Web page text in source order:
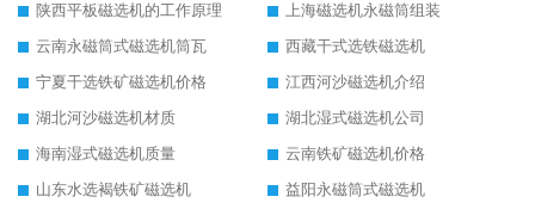
陕西平板磁选机的工作原理
上海磁选机永磁筒组装
云南永磁筒式磁选机筒瓦
西藏干式选铁磁选机
宁夏干选铁矿磁选机价格
江西河沙磁选机介绍
湖北河沙磁选机材质
湖北湿式磁选机公司
海南湿式磁选机质量
云南铁矿磁选机价格
山东水选褐铁矿磁选机
益阳永磁筒式磁选机